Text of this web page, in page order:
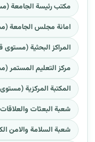
مكتب رئيسة الجامعة
امانة مجلس الجامعة
المراكز البحثية
مركز التعليم المستمر
المكتبة المركزية
شعبة البعثات والعلاقات
شعبة السلامة والامن